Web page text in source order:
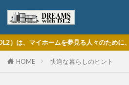
マイホームを夢見る人々のために、信頼
HOME 快適な暮らしのヒント